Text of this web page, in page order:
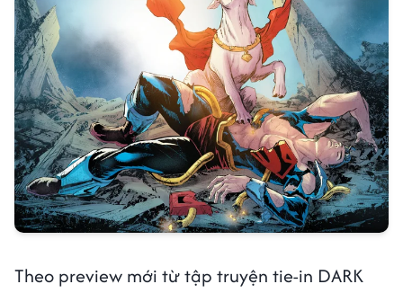
Theo preview mới từ tập truyện tie-in DARK